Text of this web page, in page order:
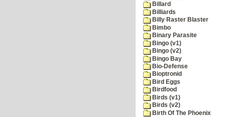
Billard
Billiards
Billy Raster Blaster
Bimbo
Binary Parasite
Bingo (v1)
Bingo (v2)
Bingo Bay
Bio-Defense
Bioptronid
Bird Eggs
Birdfood
Birds (v1)
Birds (v2)
Birth Of The Phoenix